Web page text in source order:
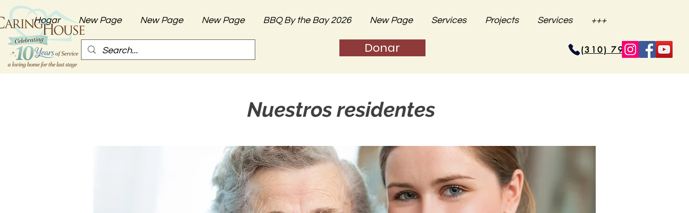
Hogar New Page New Page New Page BBQ By the Bay 2026 New Page Services Projects Services +++
Donar (310) 796-6625
Nuestros residentes